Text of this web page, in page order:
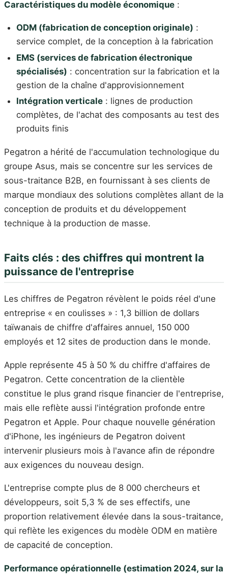
Caractéristiques du modèle économique :
ODM (fabrication de conception originale) :
service complet, de la conception à la fabrication
EMS (services de fabrication électronique
spécialisés) : concentration sur la fabrication et la
gestion de la chaîne d'approvisionnement
Intégration verticale : lignes de production
complètes, de l'achat des composants au test des
produits finis
Pegatron a hérité de l'accumulation technologique du
groupe Asus, mais se concentre sur les services de
sous-traitance B2B, en fournissant à ses clients de
marque mondiaux des solutions complètes allant de la
conception de produits et du développement
technique à la production de masse.
Faits clés : des chiffres qui montrent la
puissance de l'entreprise
Les chiffres de Pegatron révèlent le poids réel d'une
entreprise « en coulisses » : 1,3 billion de dollars
taïwanais de chiffre d'affaires annuel, 150 000
employés et 12 sites de production dans le monde.
Apple représente 45 à 50 % du chiffre d'affaires de
Pegatron. Cette concentration de la clientèle
constitue le plus grand risque financier de l'entreprise,
mais elle reflète aussi l'intégration profonde entre
Pegatron et Apple. Pour chaque nouvelle génération
d'iPhone, les ingénieurs de Pegatron doivent
intervenir plusieurs mois à l'avance afin de répondre
aux exigences du nouveau design.
L'entreprise compte plus de 8 000 chercheurs et
développeurs, soit 5,3 % de ses effectifs, une
proportion relativement élevée dans la sous-traitance,
qui reflète les exigences du modèle ODM en matière
de capacité de conception.
Performance opérationnelle (estimation 2024, sur la